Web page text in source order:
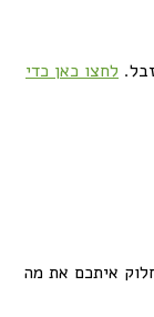
לחצו כאן כדי
איתכם את מה